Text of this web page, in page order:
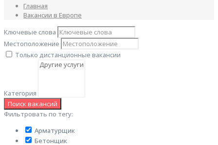
Главная
Вакансии в Европе
Ключевые слова
Местоположение
Только дистанционные вакансии
Категория
Фильтровать по тегу:
Арматурщик
Бетонщик